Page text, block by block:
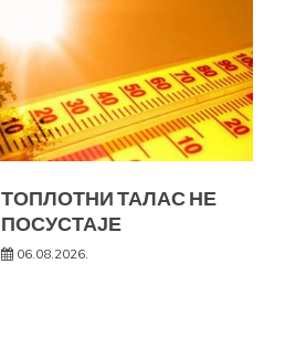
ТОПЛОТНИ ТАЛАС НЕ
ПОСУСТАЈЕ
06.08.2026.